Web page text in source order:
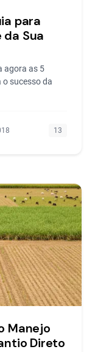
para
Sua
agora as 5
sucesso da
13
Manejo
Direto